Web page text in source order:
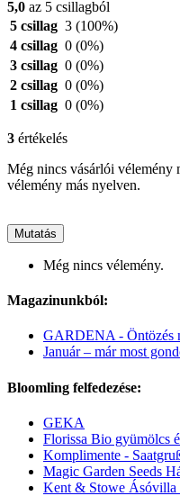
5,0 az 5 csillagból
5 csillag 3 (100%)
4 csillag 0 (0%)
3 csillag 0 (0%)
2 csillag 0 (0%)
1 csillag 0 (0%)
3 értékelés
Még nincs vásárlói vélemény
vélemény más nyelven.
Mutatás
Még nincs vélemény.
Magazinunkból:
GARDENA - Öntözés
Január – már most
Bloomling felfedezése:
GEKA
Florissa Bio gyümölcs
Komplimente -
Magic Garden Seeds
Kent & Stowe Ásóvilla